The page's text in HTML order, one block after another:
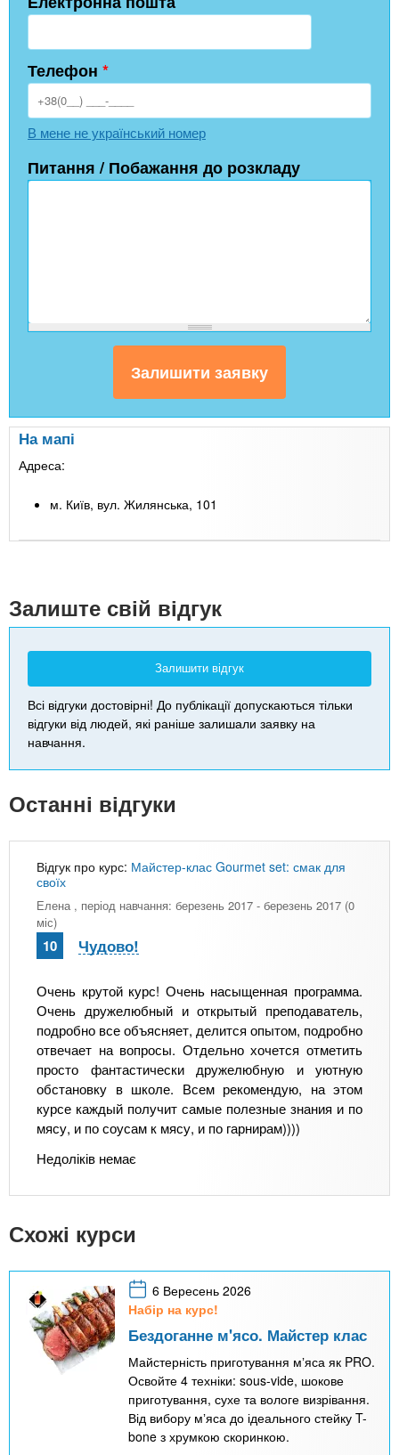
Телефон *
В мене не український номер
Питання / Побажання до розкладу
На мапі
Адреса:
м. Київ, вул. Жилянська, 101
Залиште свій відгук
Залишити відгук
Всі відгуки достовірні! До публікації допускаються тільки
відгуки від людей, які раніше залишали заявку на
навчання.
Останні відгуки
Відгук про курс: Майстер-клас Gourmet set: смак для
своїх
Елена , період навчання: березень 2017 - березень 2017 (0
міс)
Очень крутой курс! Очень насыщенная программа.
Очень дружелюбный и открытый преподаватель,
подробно все объясняет, делится опытом, подробно
отвечает на вопросы. Отдельно хочется отметить
просто фантастически дружелюбную и уютную
обстановку в школе. Всем рекомендую, на этом
курсе каждый получит самые полезные знания и по
мясу, и по соусам к мясу, и по гарнирам))))
Недоліків немає
10 Чудово!
Схожі курси
6 Вересень 2026
Набір на курс!
Бездоганне м'ясо. Майстер клас
Майстерність приготування мʼяса як PRO.
Освойте 4 техніки: sous-vide, шокове
приготування, сухе та вологе визрівання.
Від вибору мʼяса до ідеального стейку T-
bone з хрумкою скоринкою.